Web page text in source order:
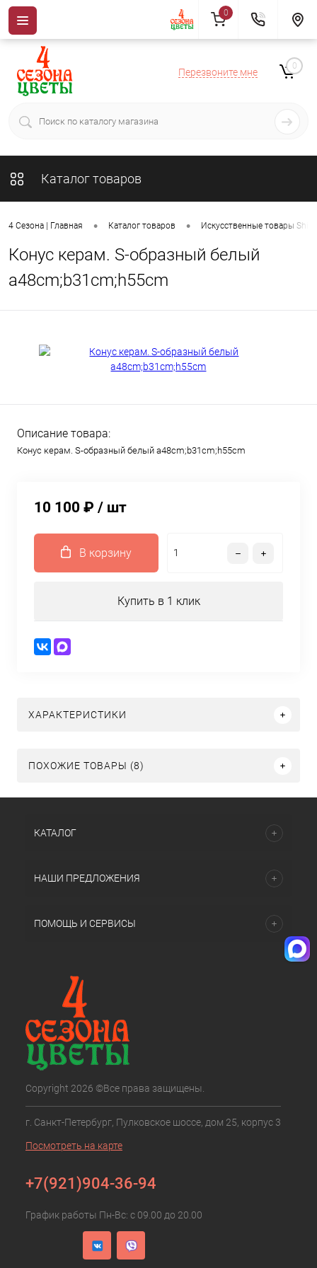
Перезвоните мне
0
Каталог товаров
4 Сезона | Главная • Каталог товаров • Искусственные товары
Конус керам. S-образный белый
a48cm;b31cm;h55cm
Описание товара:
Конус керам. S-образный белый a48cm;b31cm;h55cm
10 100 ₽ / шт
В корзину
Купить в 1 клик
ХАРАКТЕРИСТИКИ
ПОХОЖИЕ ТОВАРЫ (8)
КАТАЛОГ
НАШИ ПРЕДЛОЖЕНИЯ
ПОМОЩЬ И СЕРВИСЫ
Copyright 2026 ©Все права защищены.
г. Санкт-Петербург, Пулковское шоссе, дом 25, корпус 3
Посмотреть на карте
+7(921)904-36-94
График работы Пн-Вс: с 09.00 до 20.00
0